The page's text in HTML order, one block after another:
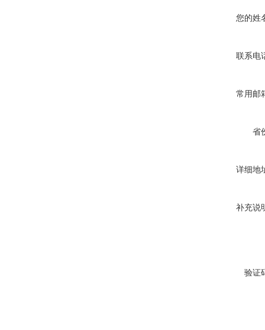
您的姓
联系电
常用邮
省
详细地
补充说
验证